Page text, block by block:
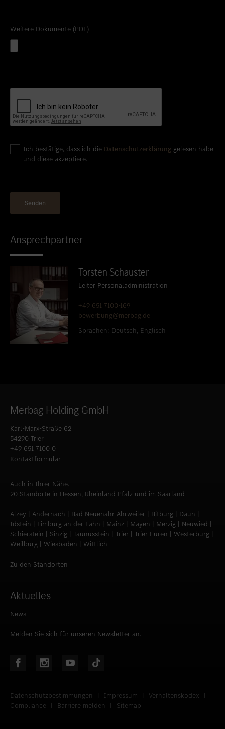
Weitere Dokumente (PDF)
Ich bestätige, dass ich die Datenschutzerklärung gelesen habe
und diese akzeptiere.
Ansprechpartner
Torsten Schauster
Leiter Personaladministration
+49 651 7100-169
bewerbung@merbag.de
Sprachen: Deutsch, Englisch
Merbag Holding GmbH
Karl-Marx-Straße 62
54290 Trier
+49 651 7100 0
Kontaktformular
Auch in Ihrer Nähe.
20 Standorte in Hessen, Rheinland Pfalz und im Saarland
Alzey | Andernach | Bad Neuenahr-Ahrweiler | Bitburg | Daun |
Idstein | Limburg an der Lahn | Mainz | Mayen | Merzig | Neuwied |
Schierstein | Sinzig | Taunusstein | Trier | Trier-Euren | Westerburg |
Weilburg | Wiesbaden | Wittlich
Zu den Standorten
Aktuelles
News
Melden Sie sich für unseren Newsletter an.
Datenschutzbestimmungen | Impressum | Verhaltenskodex |
Compliance | Barriere melden | Sitemap